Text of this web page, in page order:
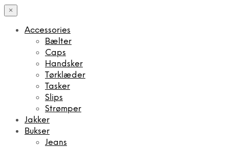
×
Accessories
Bælter
Caps
Handsker
Tørklæder
Tasker
Slips
Strømper
Jakker
Bukser
Jeans